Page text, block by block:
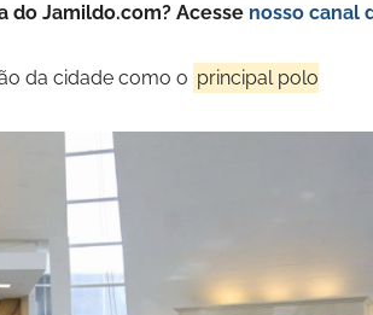
do Jamildo.com? Acesse nosso canal
da cidade como o principal polo